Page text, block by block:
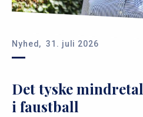
Nyhed, 31. juli 2026
Det tyske
i faustball